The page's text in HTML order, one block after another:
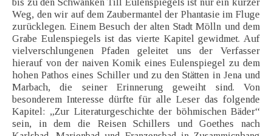
bis zu den Schwänken Till Eulenspiegels ist nur ein kurzer
Weg, den wir auf dem Zaubermantel der Phantasie im Fluge
zurücklegen. Einem Besuch der alten Stadt Mölln und dem
Grabe Eulenspiegels ist das vierte Kapitel gewidmet. Auf
vielverschlungenen Pfaden geleitet uns der Verfasser
hierauf von der naiven Komik eines Eulenspiegel zu dem
hohen Pathos eines Schiller und zu den Stätten in Jena und
Marbach, die seiner Erinnerung geweiht sind. Von
besonderem Interesse dürfte für alle Leser das folgende
Kapitel: „Zur Literaturgeschichte der böhmischen Bäder“
sein, in dem die Reisen Schillers und Goethes nach